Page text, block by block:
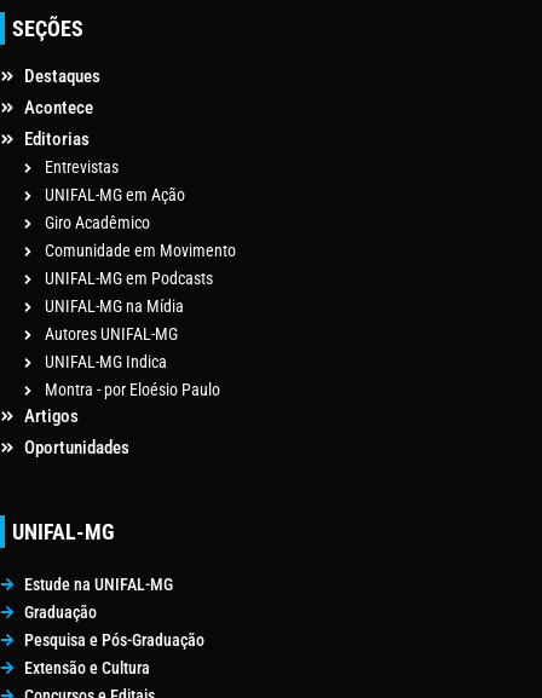
SEÇÕES
Destaques
Acontece
Editorias
Entrevistas
UNIFAL-MG em Ação
Giro Acadêmico
Comunidade em Movimento
UNIFAL-MG em Podcasts
UNIFAL-MG na Mídia
Autores UNIFAL-MG
UNIFAL-MG Indica
Montra - por Eloésio Paulo
Artigos
Oportunidades
UNIFAL-MG
Estude na UNIFAL-MG
Graduação
Pesquisa e Pós-Graduação
Extensão e Cultura